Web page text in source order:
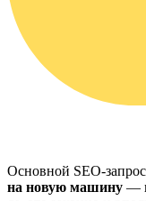
Основной SEO-
на новую машину —